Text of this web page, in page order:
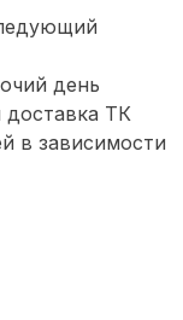
день
доставка ТК
в зависимости